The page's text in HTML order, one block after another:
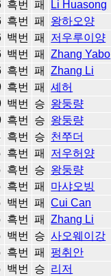
흑번 패 Li Huasong
흑번 패 왕하오양
백번 패 저우루이양
백번 패 Zhang Yabo
흑번 패 Zhang Li
흑번 패 셰허
백번 승 왕둥량
흑번 승 왕둥량
흑번 승 천쭈더
흑번 패 저우허양
흑번 승 왕둥량
흑번 패 마샤오빙
백번 패 Cui Can
흑번 패 Zhang Li
백번 승 사오웨이강
흑번 패 펑취안
백번 승 리저